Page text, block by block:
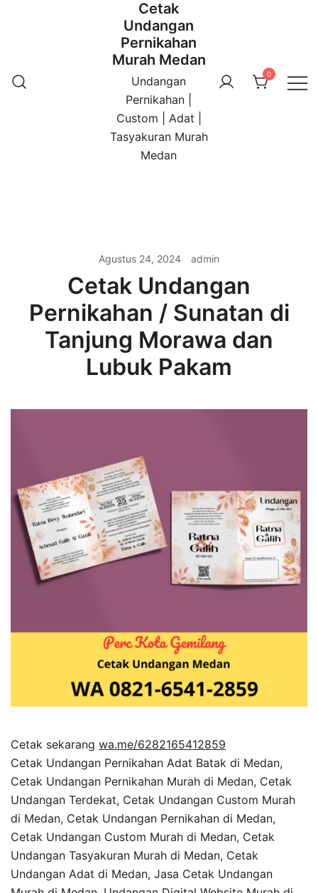
Cetak
Undangan
Pernikahan
Murah Medan
Undangan
Pernikahan |
Custom | Adat |
Tasyakuran Murah
Medan
0
Agustus 24, 2024 admin
Cetak Undangan
Pernikahan / Sunatan di
Tanjung Morawa dan
Lubuk Pakam
Cetak sekarang wa.me/6282165412859
Cetak Undangan Pernikahan Adat Batak di Medan,
Cetak Undangan Pernikahan Murah di Medan, Cetak
Undangan Terdekat, Cetak Undangan Custom Murah
di Medan, Cetak Undangan Pernikahan di Medan,
Cetak Undangan Custom Murah di Medan, Cetak
Undangan Tasyakuran Murah di Medan, Cetak
Undangan Adat di Medan, Jasa Cetak Undangan